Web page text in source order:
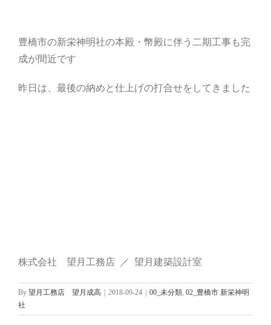
豊橋市の新栄神明社の本殿・幣殿に伴う二期工事も完
成が間近です
昨日は、最後の納めと仕上げの打合せをしてきました
株式会社 望月工務店 ／ 望月建築設計室
By 望月工務店 望月成高 2018-09-24 00_未分類, 02_豊橋市 新栄神明
社